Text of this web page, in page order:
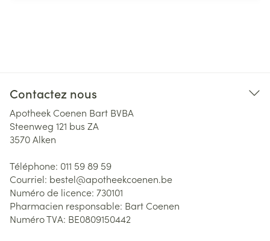
Contactez nous
Apotheek Coenen Bart BVBA
Steenweg 121 bus ZA
3570Alken
Téléphone: 011 59 89 59
Courriel: bestel@apotheekcoenen.be
Numéro de licence: 730101
Pharmacien responsable: Bart Coenen
Numéro TVA: BE0809150442